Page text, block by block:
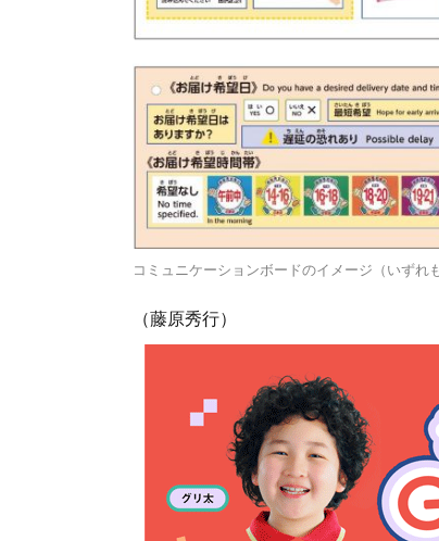
コミュニケーションボードのイメージ（いずれ
（藤原秀行）